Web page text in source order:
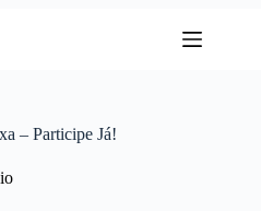
– Participe Já!